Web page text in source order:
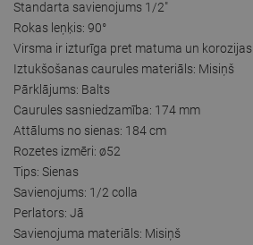
Standarta savienojums 1/2"
Rokas leņķis: 90°
Virsma ir izturīga pret matuma un korozijas
Iztukšošanas caurules materiāls: Misiņš
Pārklājums: Balts
Caurules sasniedzamība: 174 mm
Attālums no sienas: 184 cm
Rozetes izmēri: ø52
Tips: Sienas
Savienojums: 1/2 colla
Perlators: Jā
Savienojuma materiāls: Misiņš